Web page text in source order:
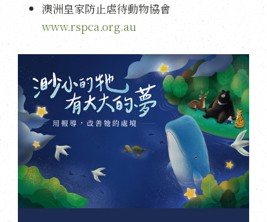
澳洲皇家防止虐待動物協會
www.rspca.org.au